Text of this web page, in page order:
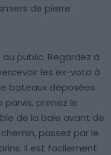
de pierre
public. Regardez à
les ex-voto à
bateaux déposées
parvis, prenez le
de la baie avant de
passez par le
Il est facilement